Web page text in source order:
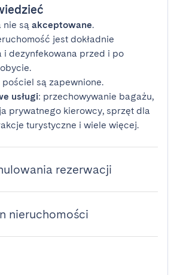
nie są akceptowane.
jest dokładnie
i dezynfekowana przed i po
pościel są zapewnione.
usługi: przechowywanie bagażu,
prywatnego kierowcy, sprzęt dla
turystyczne i wiele więcej.
rezerwacji
nieruchomości